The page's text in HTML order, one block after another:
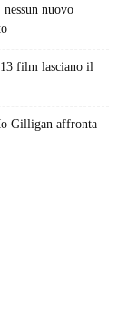
nuovo
film lasciano il
Gilligan affronta